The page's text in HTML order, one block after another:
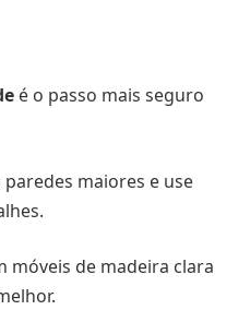
é o passo mais seguro
maiores e use
móveis de madeira clara